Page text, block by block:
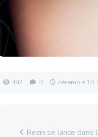
492 0 décembre 10,
Rezin se lance